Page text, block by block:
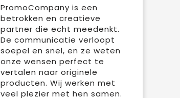
PromoCompany is een
betrokken en creatieve
partner die echt meedenkt.
De communicatie verloopt
soepel en snel, en ze weten
onze wensen perfect te
vertalen naar originele
producten. Wij werken met
veel plezier met hen samen.